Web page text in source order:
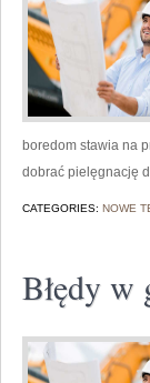
boredom stawia na
dobrać pielęgnację
CATEGORIES: NOWE
Błędy w